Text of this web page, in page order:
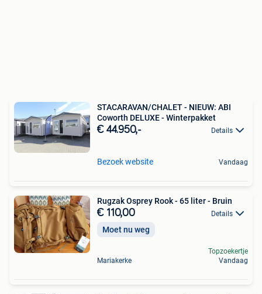
STACARAVAN/CHALET - NIEUW: ABI
Coworth DELUXE - Winterpakket
€ 44.950,- Details
Bezoek website Vandaag
Rugzak Osprey Rook - 65 liter - Bruin
€ 110,00 Details
Moet nu weg
Mariakerke
Topzoekertje
Vandaag